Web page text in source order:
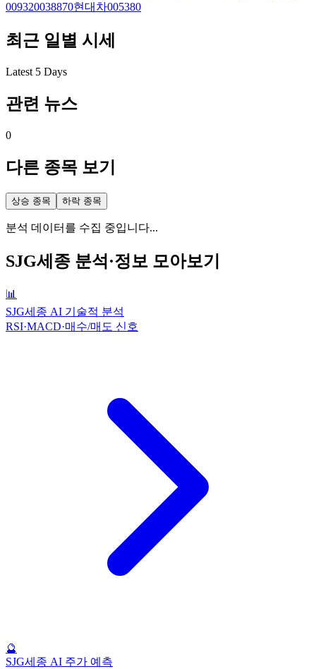
009320038870현대차005380
최근 일별 시세
Latest 5 Days
관련 뉴스
0
다른 종목 보기
상승 종목 하락 종목
분석 데이터를 수집 중입니다...
SJG세종 분석·정보 모아보기
📊
SJG세종 AI 기술적 분석
RSI·MACD·매수/매도 신호
🔮
SJG세종 AI 주가 예측